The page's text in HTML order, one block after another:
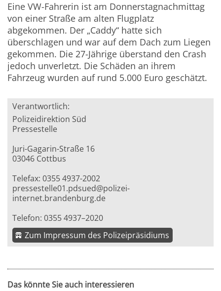
Eine VW-Fahrerin ist am Donnerstagnachmittag
von einer Straße am alten Flugplatz
abgekommen. Der „Caddy“ hatte sich
überschlagen und war auf dem Dach zum Liegen
gekommen. Die 27-Jährige überstand den Crash
jedoch unverletzt. Die Schäden an ihrem
Fahrzeug wurden auf rund 5.000 Euro geschätzt.
Verantwortlich:
Polizeidirektion Süd
Pressestelle
Juri-Gagarin-Straße 16
03046 Cottbus
Telefax: 0355 4937-2002
pressestelle01.pdsued@polizei-
internet.brandenburg.de
Telefon: 0355 4937–2020
Zum Impressum des Polizeipräsidiums
Das könnte Sie auch interessieren